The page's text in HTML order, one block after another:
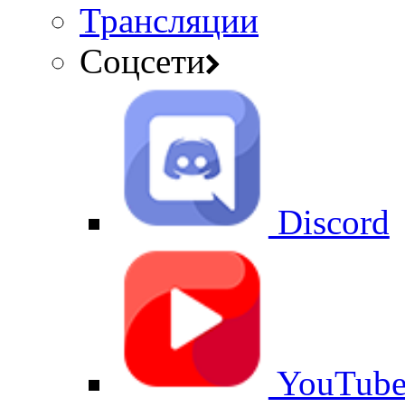
Трансляции
Соцсети
Discord